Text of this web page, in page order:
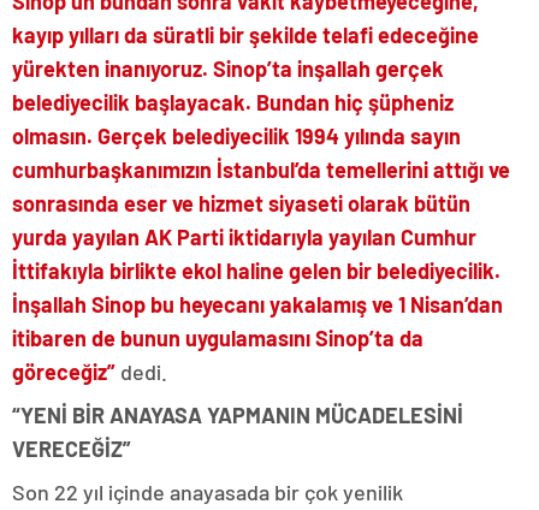
kayıp yılları da süratli bir şekilde telafi edeceğine
yürekten inanıyoruz. Sinop’ta inşallah gerçek
belediyecilik başlayacak. Bundan hiç şüpheniz
olmasın. Gerçek belediyecilik 1994 yılında sayın
cumhurbaşkanımızın İstanbul’da temellerini attığı ve
sonrasında eser ve hizmet siyaseti olarak bütün
yurda yayılan AK Parti iktidarıyla yayılan Cumhur
İttifakıyla birlikte ekol haline gelen bir belediyecilik.
İnşallah Sinop bu heyecanı yakalamış ve 1 Nisan’dan
itibaren de bunun uygulamasını Sinop’ta da
göreceğiz” dedi.
“YENİ BİR ANAYASA YAPMANIN MÜCADELESİNİ
VERECEĞİZ”
Son 22 yıl içinde anayasada bir çok yenilik